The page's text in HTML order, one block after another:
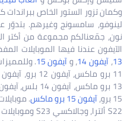
وكمان تزور الستور الخاص ببراندات
لينوفو، سامسونج وغيرهم.
نون، جمّعنالكم مجموعة من أكتر
الآيفون عندنا فيها الموبايلات
13،آيفون 14 ، وآيفون 15
13 برو ماكس، آيفون 14 بلس، آيفون 14 برو،
15 برو،
آيفون 15 برو ماكس
.